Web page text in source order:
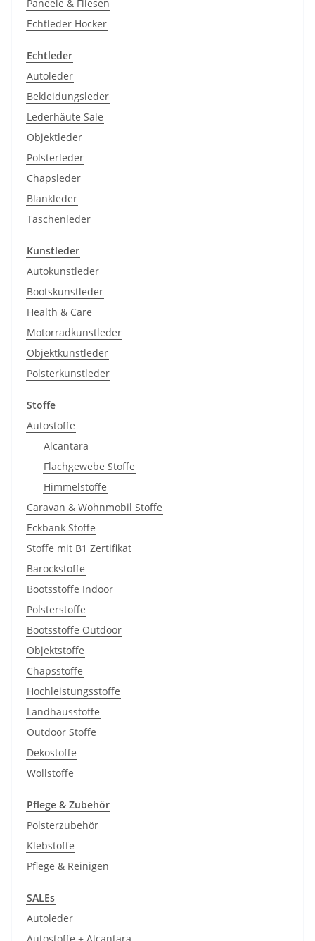
Paneele & Fliesen
Echtleder Hocker
Echtleder
Autoleder
Bekleidungsleder
Lederhäute Sale
Objektleder
Polsterleder
Chapsleder
Blankleder
Taschenleder
Kunstleder
Autokunstleder
Bootskunstleder
Health & Care
Motorradkunstleder
Objektkunstleder
Polsterkunstleder
Stoffe
Autostoffe
Alcantara
Flachgewebe Stoffe
Himmelstoffe
Caravan & Wohnmobil Stoffe
Eckbank Stoffe
Stoffe mit B1 Zertifikat
Barockstoffe
Bootsstoffe Indoor
Polsterstoffe
Bootsstoffe Outdoor
Objektstoffe
Chapsstoffe
Hochleistungsstoffe
Landhausstoffe
Outdoor Stoffe
Dekostoffe
Wollstoffe
Pflege & Zubehör
Polsterzubehör
Klebstoffe
Pflege & Reinigen
SALEs
Autoleder